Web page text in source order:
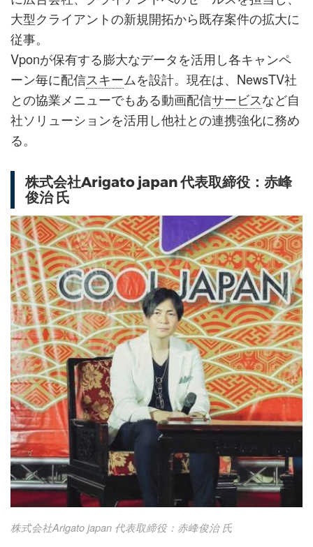
大型クライアントの新規開拓から既存案件の拡大に
従事。
Vponが保有する膨大なデータを活用し各キャンペ
ーン毎に配信スキームを設計。現在は、NewsTV社
との協業メニューでもある動画配信サービスなど自
社ソリューションを活用し他社との連携強化に務め
る。
株式会社Arigato japan 代表取締役：赤峰
俊治 氏
株式会社Arigato japan 代表取締役：赤峰俊治 氏